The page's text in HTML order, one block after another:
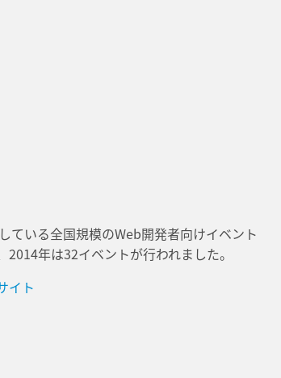
ている全国規模のWeb開発者向けイベント
2014年は32イベントが行われました。
イト